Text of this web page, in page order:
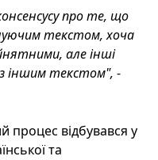
про те, що
текстом, хоча
але інші
іншим текстом", -
процес відбувався у
та